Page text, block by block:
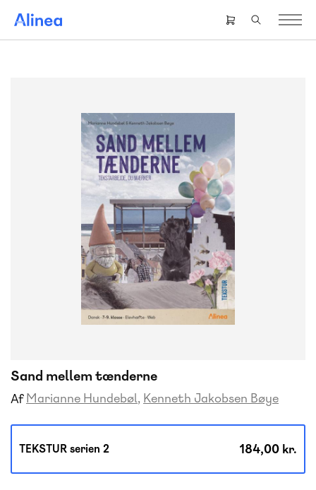
hovedindhold
Header
right
Sand mellem tænderne
Af Marianne Hundebøl Kenneth Jakobsen Bøye
TEKSTUR serien 2 184,00 kr.